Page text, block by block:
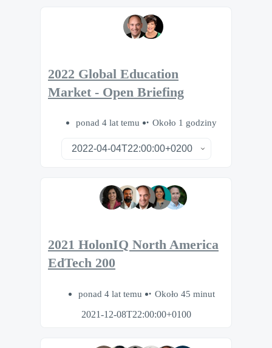
2022 Global Education
Market - Open Briefing
ponad 4 lat temu Około 1 godziny
2021 HolonIQ North America
EdTech 200
ponad 4 lat temu
Około 45 minut
2021-12-08T22:00:00+0100